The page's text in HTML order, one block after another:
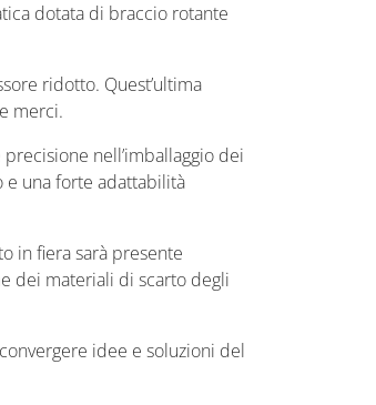
dotata di braccio rotante
ridotto. Quest’ultima
merci.
nell’imballaggio dei
e una forte adattabilità
in fiera sarà presente
dei materiali di scarto degli
idee e soluzioni del